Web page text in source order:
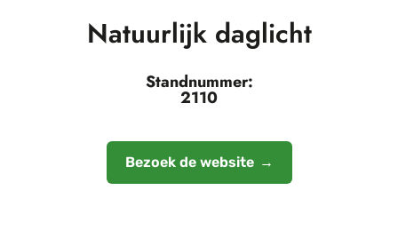
Natuurlijk daglicht
Standnummer:
2110
Bezoek de website